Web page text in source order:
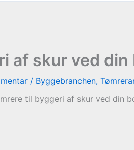
af skur ved din
/ Byggebranchen,
til byggeri af skur ved din